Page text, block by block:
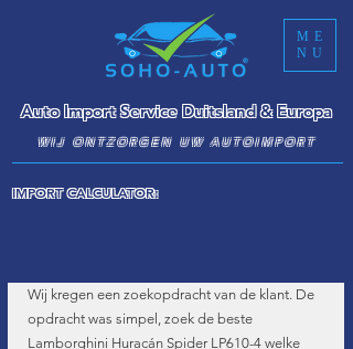
ME
NU
Auto Import Service Duitsland & Europa
IMPORT CALCULATOR:
WIJ ONTZORGEN UW AUTOIMPORT
Wij kregen een zoekopdracht van de klant. De
opdracht was simpel, zoek de beste
Lamborghini Huracán Spider LP610-4 welke